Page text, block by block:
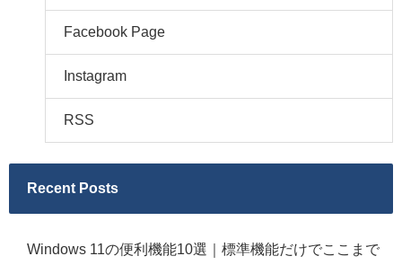
Facebook Page
Instagram
RSS
Recent Posts
Windows 11の便利機能10選｜標準機能だけでここまで